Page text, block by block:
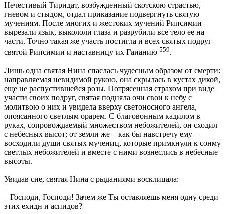
Нечестивый Тиридат, возбужденный скотскою страстью,
гневом и стыдом, отдал приказание подвергнуть святую
мучениям. После многих и жестоких мучений Рипсимии
вырезали язык, выкололи глаза и разрубили все тело ее на
части. Точно такая же участь постигла и всех святых подруг
святой Рипсимии и наставницу их Гаианию 559.
Лишь одна святая Нина спаслась чудесным образом от смерти:
направляемая невидимой рукою, она скрылась в кустах дикой,
еще не распустившейся розы. Потрясенная страхом при виде
участи своих подруг, святая подняла очи свои к небу с
молитвою о них и увидела вверху светоносного ангела,
опоясанного светлым орарем. С благовонным кадилом в
руках, сопровождаемый множеством небожителей, он сходил
с небесных высот; от земли же – как бы навстречу ему –
восходили души святых мучениц, которые примкнули к сонму
светлых небожителей и вместе с ними вознеслись в небесные
высоты.
Увидав сие, святая Нина с рыданиями восклицала:
– Господи, Господи! Зачем же Ты оставляешь меня одну среди
этих ехидн и аспидов?